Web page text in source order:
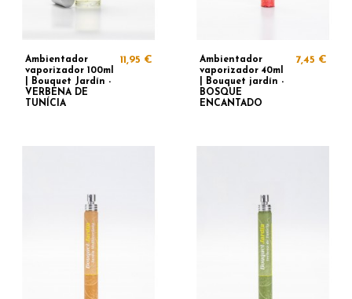
Ambientador
vaporizador 100ml
| Bouquet Jardín -
VERBENA DE
TUNÍCIA
11,95 €
Ambientador
vaporizador 40ml
| Bouquet jardín -
BOSQUE
ENCANTADO
7,45 €